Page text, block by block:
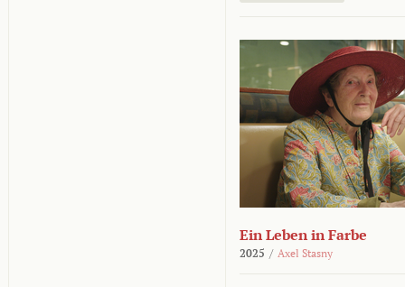
Ein Leben in Farbe
2025 / Axel Stasny